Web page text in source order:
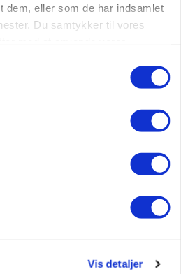
dem, eller som de har indsamlet
Du samtykker til vores
Vis detaljer
tilskud til naturprojekter